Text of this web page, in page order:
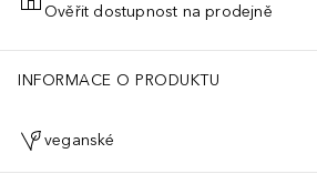
PŘIDAT DO KOŠÍKU
Ověřit dostupnost na prodejně
INFORMACE O PRODUKTU
veganské